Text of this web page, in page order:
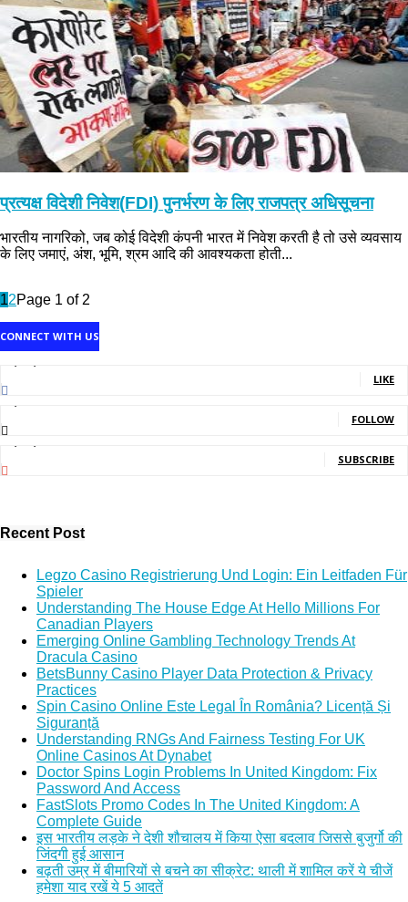
प्रत्यक्ष विदेशी निवेश(FDI) पुनर्भरण के लिए राजपत्र अधिसूचना
भारतीय नागरिको, जब कोई विदेशी कंपनी भारत में निवेश करती है तो उसे व्यवसाय
के लिए जमाएं, अंश, भूमि, श्रम आदि की आवश्यकता होती...
12Page 1 of 2
CONNECT WITH US
LIKE
FOLLOW
SUBSCRIBE
Recent Post
Legzo Casino Registrierung Und Login: Ein Leitfaden Für
Spieler
Understanding The House Edge At Hello Millions For
Canadian Players
Emerging Online Gambling Technology Trends At
Dracula Casino
BetsBunny Casino Player Data Protection & Privacy
Practices
Spin Casino Online Este Legal În România? Licență Și
Siguranță
Understanding RNGs And Fairness Testing For UK
Online Casinos At Dynabet
Doctor Spins Login Problems In United Kingdom: Fix
Password And Access
FastSlots Promo Codes In The United Kingdom: A
Complete Guide
इस भारतीय लड़के ने देशी शौचालय में किया ऐसा बदलाव जिससे बुजुर्गो की
जिंदगी हुई आसान
बढ़ती उम्र में बीमारियों से बचने का सीक्रेट: थाली में शामिल करें ये चीजें
हमेशा याद रखें ये 5 आदतें